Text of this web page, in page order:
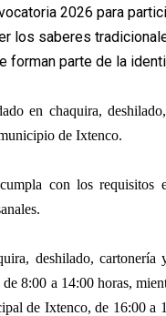
2026 para
los saberes
forman parte de la
en chaquira,
de Ixtenco.
con los requisitos
deshilado, cartonería
8:00 a 14:00 horas,
de Ixtenco, de 16:00 a